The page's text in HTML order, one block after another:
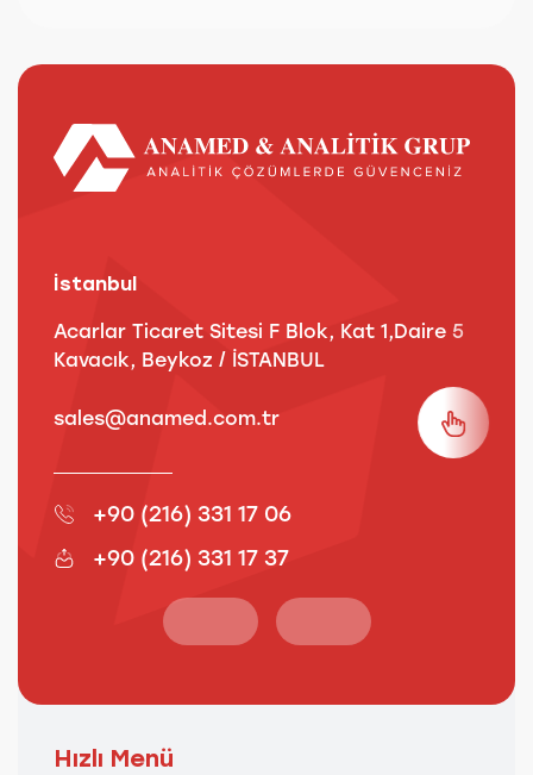
İstanbul
Acarlar Ticaret Sitesi F Blok, Kat 1,Daire 5
Kavacık, Beykoz / İSTANBUL
sales@anamed.com.tr
+90 (216) 331 17 06
+90 (216) 331 17 37
Hızlı Menü